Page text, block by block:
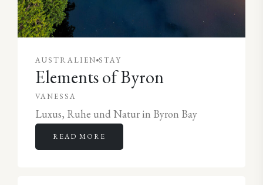
AUSTRALIEN STAY
Elements of Byron
VANESSA
Luxus, Ruhe und Natur in Byron Bay
READ MORE